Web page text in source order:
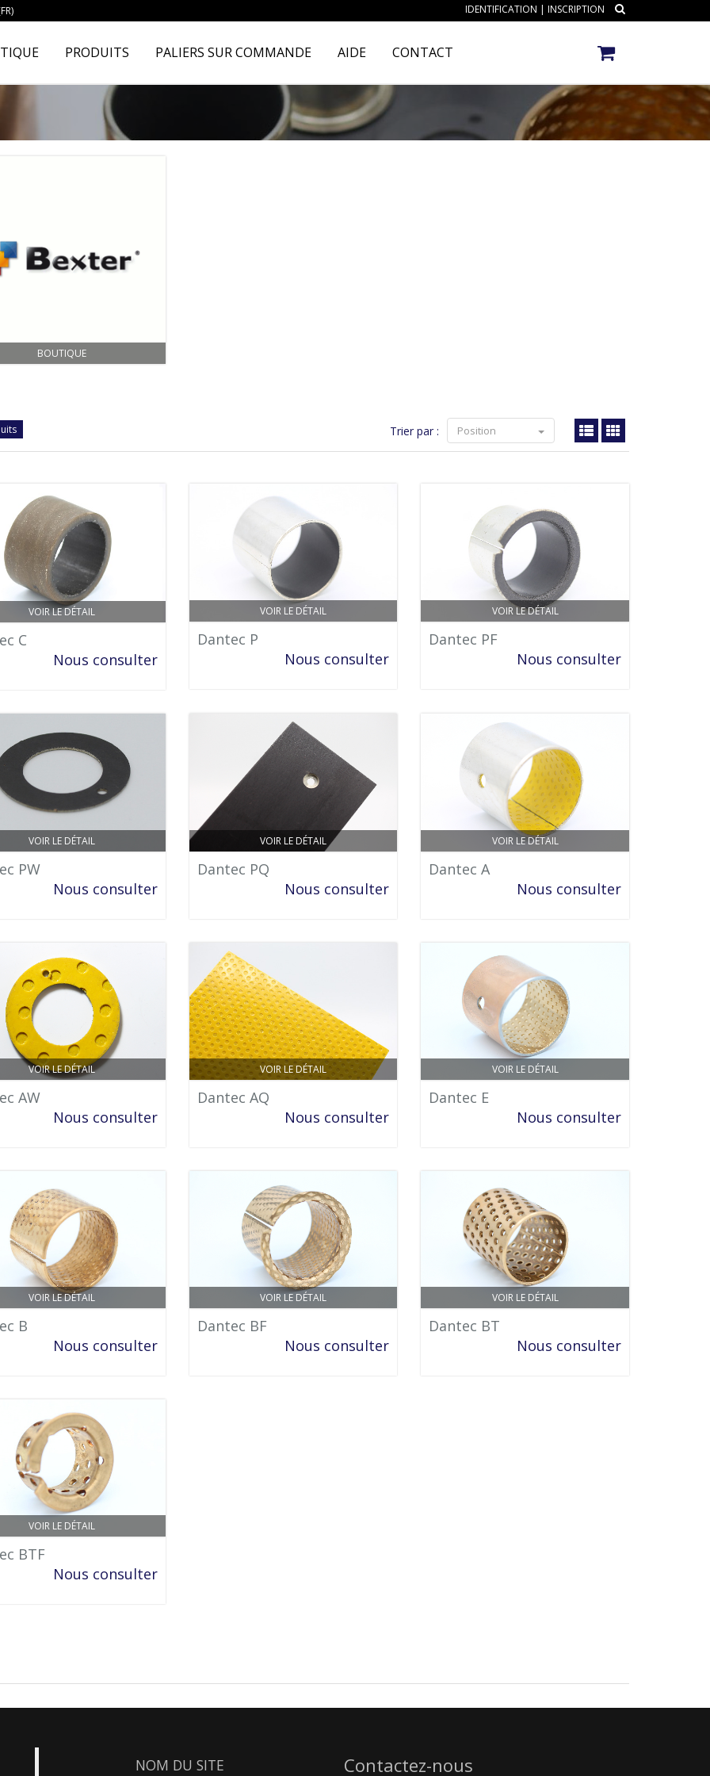
IDENTIFICATION | INSCRIPTION
PRODUITS PALIERS SUR COMMANDE AIDE CONTACT
BOUTIQUE
Trier par : Position
VOIR LE DÉTAIL
C
Nous consulter
VOIR LE DÉTAIL
Dantec P
Nous consulter
VOIR LE DÉTAIL
Dantec PF
Nous consulter
VOIR LE DÉTAIL
PW
Nous consulter
VOIR LE DÉTAIL
Dantec PQ
Nous consulter
VOIR LE DÉTAIL
Dantec A
Nous consulter
VOIR LE DÉTAIL
AW
Nous consulter
VOIR LE DÉTAIL
Dantec AQ
Nous consulter
VOIR LE DÉTAIL
Dantec E
Nous consulter
VOIR LE DÉTAIL
B
Nous consulter
VOIR LE DÉTAIL
Dantec BF
Nous consulter
VOIR LE DÉTAIL
Dantec BT
Nous consulter
VOIR LE DÉTAIL
BTF
Nous consulter
NOM DU SITE Contactez-nous